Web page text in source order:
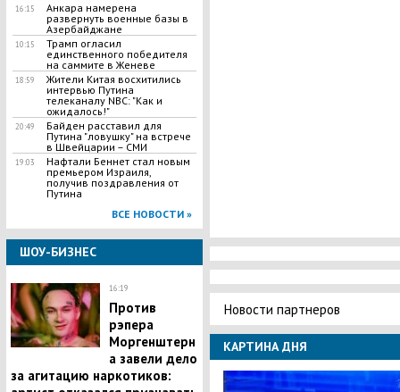
16:15
Анкара намерена
развернуть военные базы в
Азербайджане
10:15
Трамп огласил
единственного победителя
на саммите в Женеве
18:59
Жители Китая восхитились
интервью Путина
телеканалу NBC: "Как и
ожидалось!"
20:49
Байден расставил для
Путина "ловушку" на встрече
в Швейцарии – СМИ
19:03
Нафтали Беннет стал новым
премьером Израиля,
получив поздравления от
Путина
ВСЕ НОВОСТИ »
ШОУ-БИЗНЕС
16:19
Против
рэпера
Моргенштерн
а завели дело
за агитацию наркотиков:
Новости партнеров
КАРТИНА ДНЯ